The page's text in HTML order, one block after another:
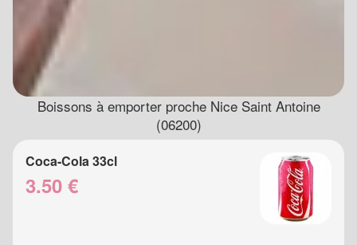
Boissons à emporter proche Nice Saint Antoine
(06200)
Coca-Cola 33cl
3.50 €